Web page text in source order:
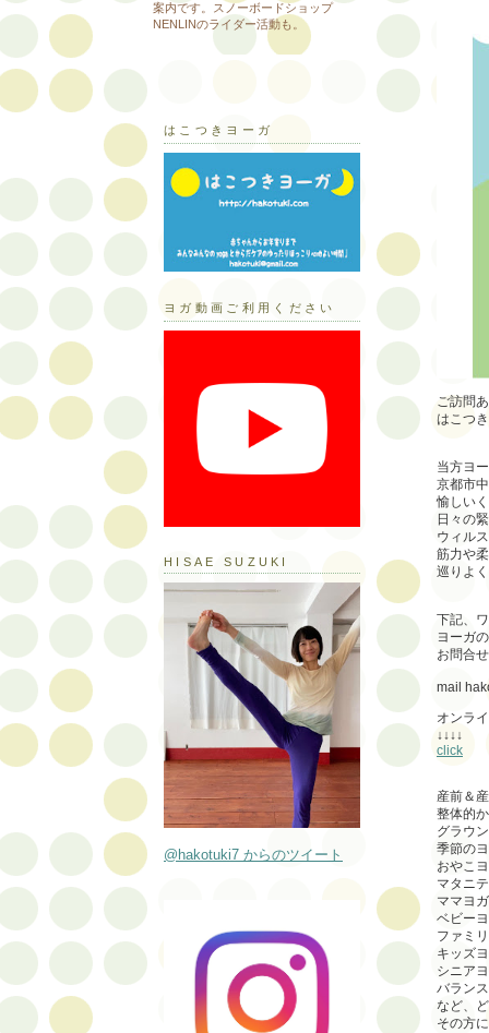
ご訪問
はこつ
当方ヨ
京都市
愉しい
日々の
ウィル
筋力や
巡りよ
下記、
ヨーガ
お問合
mail
オンラ
↓↓↓↓
click
産前＆
整体的
グラウ
季節の
おやこ
マタニ
ママヨガ
ベビー
ファミ
キッズ
シニア
バラン
など、
その方
案内です。スノーボードショップ
NENLINのライダー活動も。
はこつきヨーガ
ヨガ動画ご利用ください
HISAE SUZUKI
@hakotuki7 からのツイート